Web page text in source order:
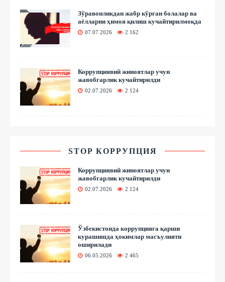
Зўравонликдан жабр кўрган болалар ва
аёлларни ҳимоя қилиш кучайтирилмоқда
07.07.2026 2 162
Коррупциявий жиноятлар учун
жавобгарлик кучайтирилди
02.07.2026 2 124
STOP КОРРУПЦИЯ
Коррупциявий жиноятлар учун
жавобгарлик кучайтирилди
02.07.2026 2 124
Ўзбекистонда коррупцияга қарши
курашишда ҳокимлар масъулияти
оширилади
06.05.2026 2 465